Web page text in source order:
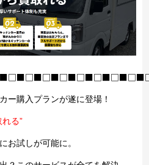
ー購入プランが遂に登場！
る”
お試しが可能に。